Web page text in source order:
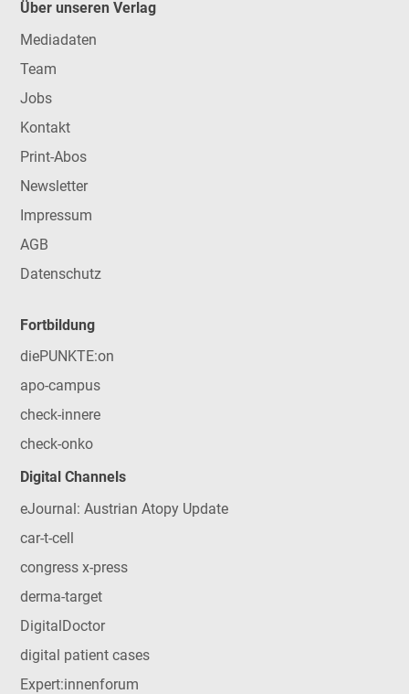
Über unseren Verlag
Mediadaten
Team
Jobs
Kontakt
Print-Abos
Newsletter
Impressum
AGB
Datenschutz
Fortbildung
diePUNKTE:on
apo-campus
check-innere
check-onko
Digital Channels
eJournal: Austrian Atopy Update
car-t-cell
congress x-press
derma-target
DigitalDoctor
digital patient cases
Expert:innenforum